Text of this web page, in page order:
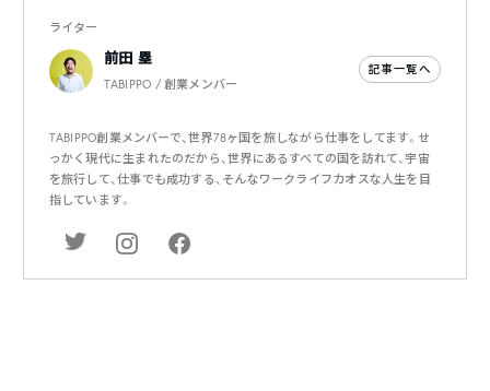
ライター
前田 塁
TABIPPO / 創業メンバー
記事一覧へ
TABIPPO創業メンバーで、世界78ヶ国を旅しながら仕事をしてます。せ
っかく現代に生まれたのだから、世界にあるすべての国を訪れて、宇宙
を旅行して、仕事でも成功する、そんなワークライフカオスな人生を目
指しています。